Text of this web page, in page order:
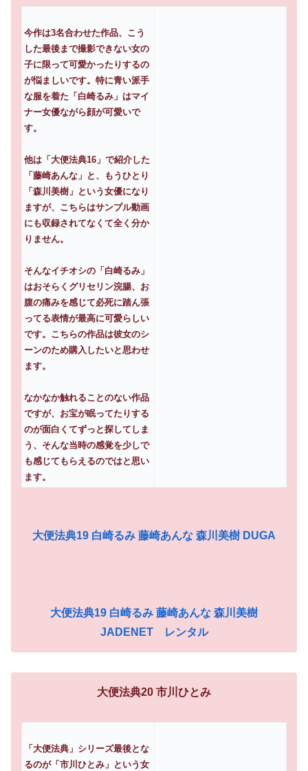
今作は3名合わせた作品、こう
した最後まで撮影できない女の
子に限って可愛かったりするの
が悩ましいです。特に青い派手
な服を着た「白崎るみ」はマイ
ナー女優ながら顔が可愛いで
す。
他は「大便法典16」で紹介した
「藤崎あんな」と、もうひとり
「森川美樹」という女優になり
ますが、こちらはサンプル動画
にも収録されてなくて全く分か
りません。
そんなイチオシの「白崎るみ」
はおそらくグリセリン浣腸、お
腹の痛みを感じて必死に踏ん張
ってる表情が最高に可愛らしい
です。こちらの作品は彼女のシ
ーンのため購入したいと思わせ
ます。
なかなか触れることのない作品
ですが、お宝が眠ってたりする
のが面白くてずっと探してしま
う、そんな当時の感覚を少しで
も感じてもらえるのではと思い
ます。
大便法典19 白崎るみ 藤崎あんな 森川美樹 DUGA
大便法典19 白崎るみ 藤崎あんな 森川美樹
JADENET レンタル
大便法典20 市川ひとみ
「大便法典」シリーズ最後とな
るのが「市川ひとみ」という女